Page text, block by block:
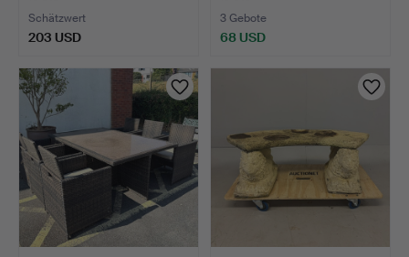
Schätzwert
203 USD
3 Gebote
68 USD